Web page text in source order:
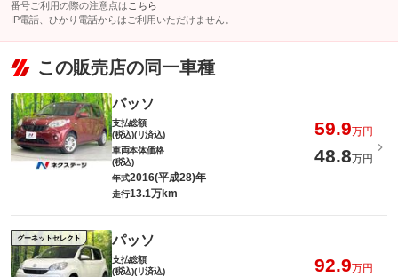
番号ご利用の際の注意点は こちら
IP電話、ひかり電話からはご利用いただけません。
この販売店の同一車種
パッソ
支払総額
(税込)(リ済込)
59.9万円
車両本体価格
(税込)
48.8万円
年式2016(平成28)年
走行13.1万km
グーネットセレクト パッソ
支払総額
(税込)(リ済込)
92.9万円